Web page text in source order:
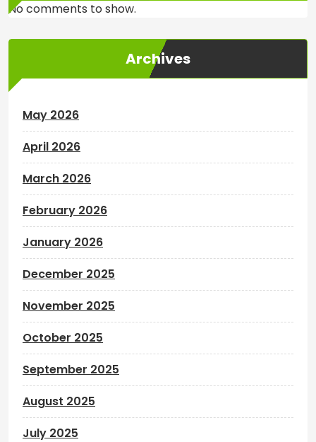
No comments to show.
Archives
May 2026
April 2026
March 2026
February 2026
January 2026
December 2025
November 2025
October 2025
September 2025
August 2025
July 2025